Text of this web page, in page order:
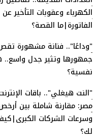
الكهرباء وعقوبات التأخير
الفاتورة|ما القصة؟
"وداعًا".. فنانة مشهورة
جمهورها وتثير جدل واسع..
نفسية؟
"النت هيغلي".. باقات
مصر: مقارنة شاملة بين أرخص
وسرعات الشركات
لك؟